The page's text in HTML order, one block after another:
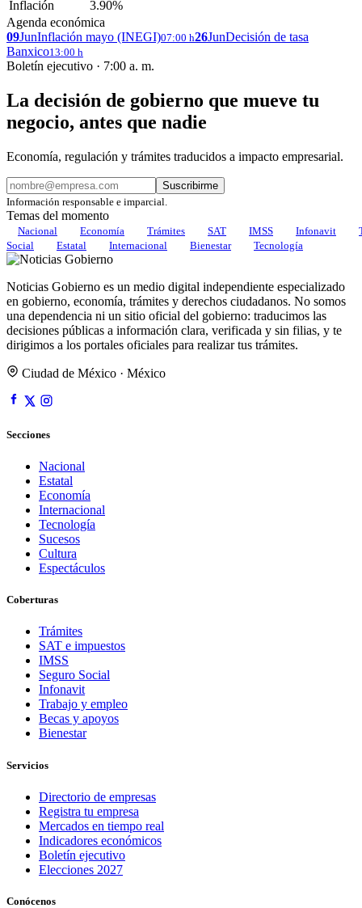
Inflación
3.90%
Agenda económica
09JunInflación mayo (INEGI)07:00 h26JunDecisión de tasa
Banxico13:00 h
Boletín ejecutivo · 7:00 a. m.
La decisión de gobierno que mueve tu
negocio, antes que nadie
Economía, regulación y trámites traducidos a impacto empresarial.
Suscribirme
Información responsable e imparcial.
Temas del momento
Nacional Economía Trámites SAT IMSS Infonavit
Social
Estatal Internacional Bienestar Tecnología
Noticias Gobierno es un medio digital independiente especializado
en gobierno, economía, trámites y derechos ciudadanos. No somos
una dependencia ni un sitio oficial del gobierno: traducimos las
decisiones públicas a información clara, verificada y sin filias, y te
dirigimos a los portales oficiales para realizar tus trámites.
Ciudad de México · México
Secciones
Nacional
Estatal
Economía
Internacional
Tecnología
Sucesos
Cultura
Espectáculos
Coberturas
Trámites
SAT e impuestos
IMSS
Seguro Social
Infonavit
Trabajo y empleo
Becas y apoyos
Bienestar
Servicios
Directorio de empresas
Registra tu empresa
Mercados en tiempo real
Indicadores económicos
Boletín ejecutivo
Elecciones 2027
Conócenos